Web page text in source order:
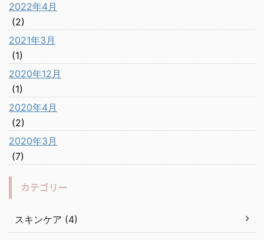
2022年4月
(2)
2021年3月
(1)
2020年12月
(1)
2020年4月
(2)
2020年3月
(7)
カテゴリー
スキンケア (4)